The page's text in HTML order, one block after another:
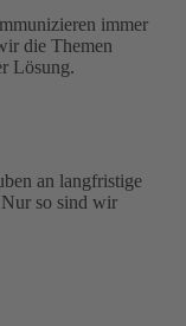
immer
die Themen
Lösung.
an langfristige
Nur so sind wir